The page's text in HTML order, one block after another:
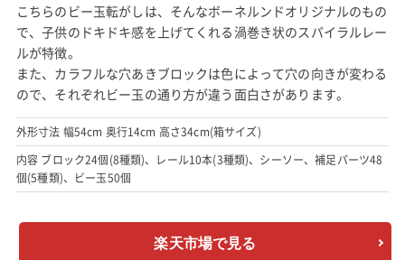
こちらのビー玉転がしは、そんなボーネルンドオリジナルのもの
で、子供のドキドキ感を上げてくれる渦巻き状のスパイラルレー
ルが特徴。
また、カラフルな穴あきブロックは色によって穴の向きが変わる
ので、それぞれビー玉の通り方が違う面白さがあります。
外形寸法 幅54cm 奥行14cm 高さ34cm(箱サイズ)
内容 ブロック24個(8種類)、レール10本(3種類)、シーソー、補足パーツ48
個(5種類)、ビー玉50個
楽天市場で見る